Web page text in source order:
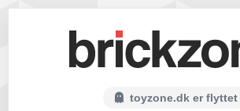
toyzone.dk er flyttet